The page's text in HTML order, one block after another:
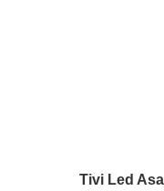
Tivi Led